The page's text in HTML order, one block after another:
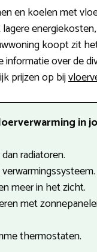
en koelen met
koopt zit
over de
prijzen op bij
in
radiatoren.
meer in het zicht.
met
thermostaten.